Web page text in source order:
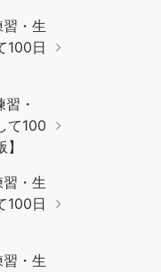
習・生
100日
・
て100
習・生
100日
習・生